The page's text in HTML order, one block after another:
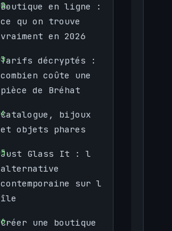
Boutique en ligne :
ce qu on trouve
vraiment en 2026
Tarifs décryptés :
combien coûte une
pièce de Bréhat
Catalogue, bijoux
et objets phares
Just Glass It : l
alternative
contemporaine sur l
île
Créer une boutique